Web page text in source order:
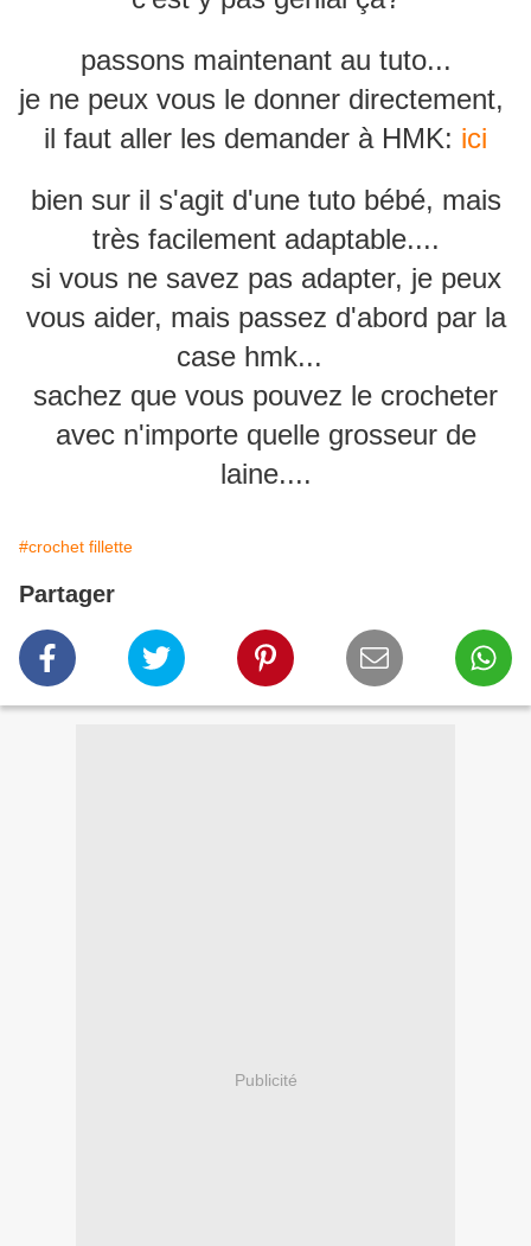
passons maintenant au tuto...
je ne peux vous le donner directement,
il faut aller les demander à HMK: ici
bien sur il s'agit d'une tuto bébé, mais
très facilement adaptable....
si vous ne savez pas adapter, je peux
vous aider, mais passez d'abord par la
case hmk...
sachez que vous pouvez le crocheter
avec n'importe quelle grosseur de
laine....
#crochet fillette
Partager
Publicité